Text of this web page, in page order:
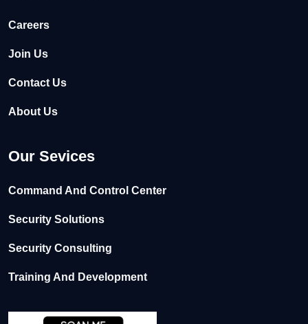
Careers
Join Us
Contact Us
About Us
Our Sevices
Command And Control Center
Security Solutions
Security Consulting
Training And Development